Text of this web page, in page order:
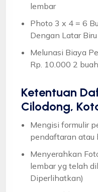
lembar
Photo 3 x 4 = 6
Dengan Latar Biru
Melunasi Biaya
Rp. 10.000 2 buah
Ketentuan
Cilodong,
Mengisi formulir
pendaftaran atau
Menyerahkan
lembar yg telah
Diperlihatkan)